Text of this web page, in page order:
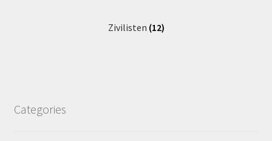
Zivilisten (12)
Categories